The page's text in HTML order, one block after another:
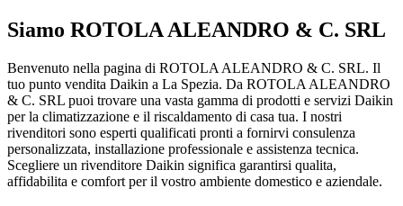
Siamo ROTOLA ALEANDRO & C. SRL
Benvenuto nella pagina di ROTOLA ALEANDRO & C. SRL. Il
tuo punto vendita Daikin a La Spezia. Da ROTOLA ALEANDRO
& C. SRL puoi trovare una vasta gamma di prodotti e servizi Daikin
per la climatizzazione e il riscaldamento di casa tua. I nostri
rivenditori sono esperti qualificati pronti a fornirvi consulenza
personalizzata, installazione professionale e assistenza tecnica.
Scegliere un rivenditore Daikin significa garantirsi qualita,
affidabilita e comfort per il vostro ambiente domestico e aziendale.